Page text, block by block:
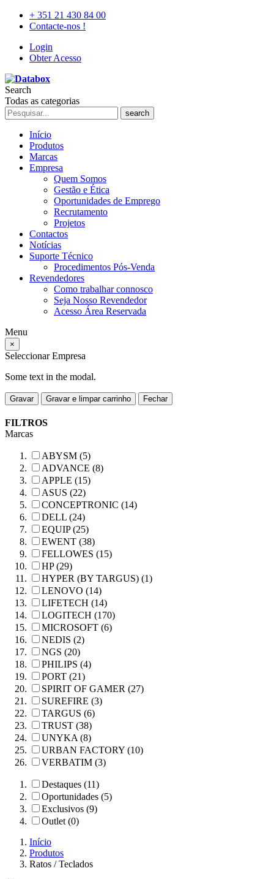
+ 351 21 430 84 00
Contacte-nos !
Login
Obter Acesso
Search
Todas as categorias
search
Início
Produtos
Marcas
Empresa
Quem Somos
Gestão e Ética
Oportunidades de Emprego
Recrutamento
Projetos
Contactos
Notícias
Suporte Técnico
Procedimentos Pós-Venda
Revendedores
Como trabalhar connosco
Seja Nosso Revendedor
Acesso Área Reservada
Menu
×
Seleccionar Empresa
Some text in the modal.
Gravar Gravar e limpar carrinho Fechar
FILTROS
Marcas
ABYSM (5)
ADVANCE (8)
APPLE (15)
ASUS (22)
CONCEPTRONIC (14)
DELL (24)
EQUIP (25)
EWENT (38)
FELLOWES (15)
HP (29)
HYPER (BY TARGUS) (1)
LENOVO (14)
LIFETECH (14)
LOGITECH (170)
MICROSOFT (6)
NEDIS (2)
NGS (20)
PHILIPS (4)
PORT (21)
SPIRIT OF GAMER (27)
SUREFIRE (3)
TARGUS (6)
TRUST (38)
UNYKA (8)
URBAN FACTORY (10)
VERBATIM (3)
Destaques (11)
Oportunidades (5)
Exclusivos (9)
Outlet (0)
Início
Produtos
Ratos / Teclados